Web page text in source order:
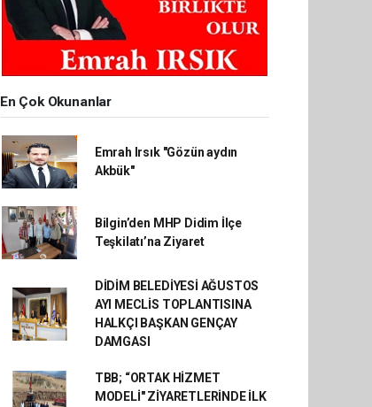
En Çok Okunanlar
Emrah Irsık "Gözün aydın
Akbük"
Bilgin’den MHP Didim İlçe
Teşkilatı’na Ziyaret
DİDİM BELEDİYESİ AĞUSTOS
AYI MECLİS TOPLANTISINA
HALKÇI BAŞKAN GENÇAY
DAMGASI
TBB; “ORTAK HİZMET
MODELİ" ZİYARETLERİNDE İLK